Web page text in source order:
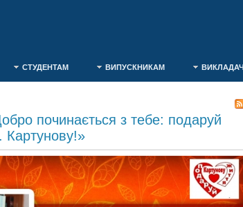
СТУДЕНТАМ ВИПУСКНИКАМ
починається з тебе: подаруй
Картунову!»